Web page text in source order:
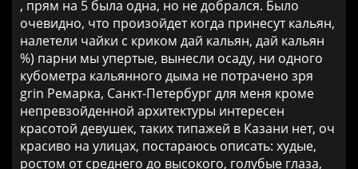
, прям на 5 была одна, но не добрался. Было
очевидно, что произойдет когда принесут кальян,
налетели чайки с криком дай кальян, дай кальян
%) парни мы упертые, вынесли осаду, ни одного
кубометра кальянного дыма не потрачено зря
grin Ремарка, Санкт-Петербург для меня кроме
непревзойденной архитектуры интересен
красотой девушек, таких типажей в Казани нет, оч
красиво на улицах, постараюсь описать: худые,
ростом от среднего до высокого, голубые глаза,